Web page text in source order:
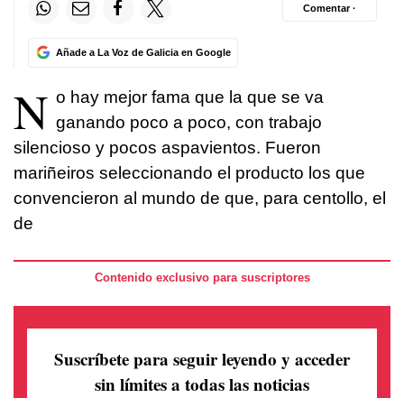
Añade a La Voz de Galicia en Google
Comentar ·
N o hay mejor fama que la que se va
ganando poco a poco, con trabajo
silencioso y pocos aspavientos. Fueron
mariñeiros seleccionando el producto los que
convencieron al mundo de que, para centollo, el
de
Contenido exclusivo para suscriptores
Suscríbete para seguir leyendo y acceder
sin límites a todas las noticias